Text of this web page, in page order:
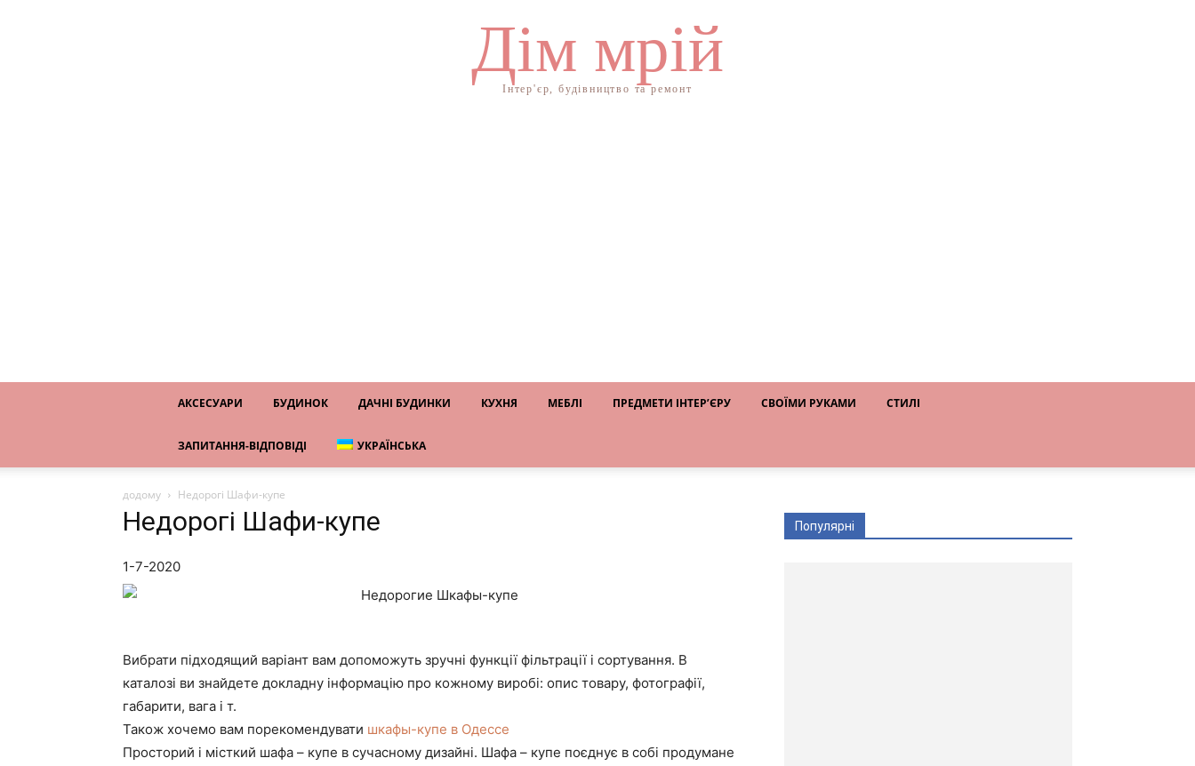
Дім мрій
Інтер'єр, будівництво та ремонт
АКСЕСУАРИ БУДИНОК ДАЧНІ БУДИНКИ КУХНЯ МЕБЛІ ПРЕДМЕТИ ІНТЕР’ЄРУ СВОЇМИ РУКАМИ СТИЛІ
ЗАПИТАННЯ-ВІДПОВІДІ УКРАЇНСЬКА
додому Недорогі Шафи-купе
Недорогі Шафи-купе
1-7-2020
Вибрати підходящий варіант вам допоможуть зручні функції фільтрації і сортування. В
каталозі ви знайдете докладну інформацію про кожному виробі: опис товару, фотографії,
габарити, вага і т.
Також хочемо вам порекомендувати шкафы-купе в Одессе
Просторий і місткий шафа – купе в сучасному дизайні. Шафа – купе поєднує в собі продумане
Популярні